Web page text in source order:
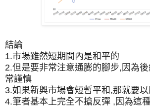
結論
1.市場雖然短期間內是和平的
2.但是要非常注意通膨的腳步,因為
常謹慎
3.如果新興市場會短暫平和,那就要
4.筆者基本上完全不搶反彈 ,因為這